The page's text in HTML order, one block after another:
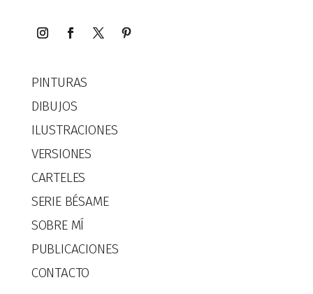
PINTURAS
DIBUJOS
ILUSTRACIONES
VERSIONES
CARTELES
SERIE BÉSAME
SOBRE MÍ
PUBLICACIONES
CONTACTO